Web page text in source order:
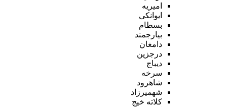
امیریه
ایوانکی
بسطام
بیارجمند
دامغان
درجزین
دیباج
سرخه
شاهرود
شهمیرزاد
کلاته خیج